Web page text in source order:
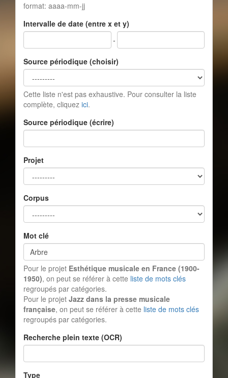
format: aaaa-mm-jj
Intervalle de date (entre x et y)
-
Source périodique (choisir)
Cette liste n'est pas exhaustive. Pour consulter la liste
complète, cliquez ici.
Source périodique (écrire)
Projet
Corpus
Mot clé
Pour le projet Esthétique musicale en France (1900-
1950), on peut se référer à cette liste de mots clés
regroupés par catégories.
Pour le projet Jazz dans la presse musicale
française, on peut se référer à cette liste de mots clés
regroupés par catégories.
Recherche plein texte (OCR)
Type